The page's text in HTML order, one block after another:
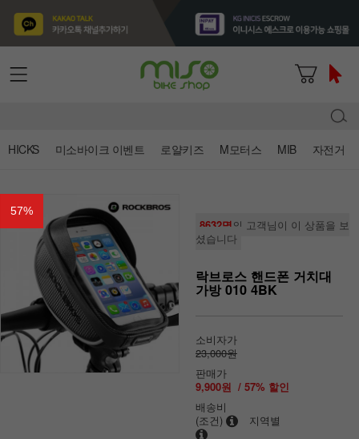
HICKS 미소바이크 이벤트 로얄키즈 M모터스 MIB 자전거
57%
8632명의 고객님이 이 상품을 보
셨습니다
락브로스 핸드폰 거치대
가방 010 4BK
소비자가
23,000원
판매가
9,900원 / 57% 할인
배송비
(조건)
지역별